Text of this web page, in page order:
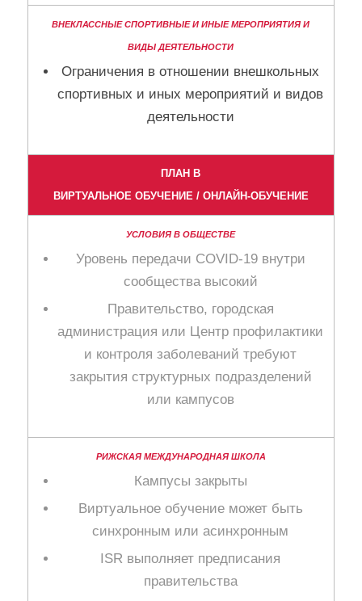
Ограничения в отношении внешкольных
спортивных и иных мероприятий и видов
деятельности
ПЛАН В
ВИРТУАЛЬНОЕ ОБУЧЕНИЕ / ОНЛАЙН-ОБУЧЕНИЕ
Уровень передачи COVID-19 внутри
сообщества высокий
Правительство, городская
администрация или Центр профилактики
и контроля заболеваний требуют
закрытия структурных подразделений
или кампусов
Кампусы закрыты
Виртуальное обучение может быть
синхронным или асинхронным
ISR выполняет предписания
правительства